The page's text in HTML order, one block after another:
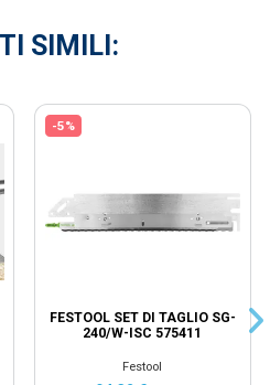
SIMILI:
-5%
FESTOOL SET DI TAGLIO SG-
240/W-ISC 575411
Festool